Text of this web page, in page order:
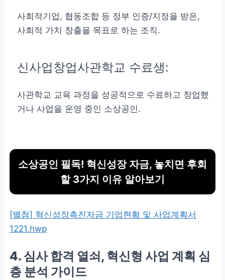
사회적기업, 협동조합 등 정부 인증/지정을 받은,
사회적 가치 창출을 목표로 하는 조직.
신사업창업사관학교 수료생:
사관학교 교육 과정을 성공적으로 수료하고 창업했
거나 사업을 운영 중인 소상공인.
소상공인 필독! 혁신성장 자금, 놓치면 후회
할 3가지 이유 알아보기
[별첨] 혁신성장촉진자금 기업현황 및 사업계획서
1221.hwp
4. 심사 합격 열쇠, 혁신형 사업 계획 심
층 분석 가이드